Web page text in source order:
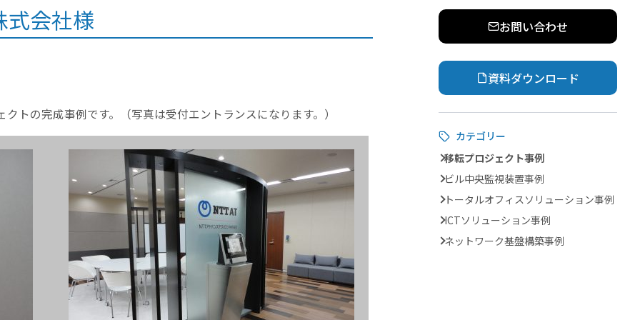
式会社様
トの完成事例です。（写真は受付エントランスになります。）
お問い合わせ
資料ダウンロード
カテゴリー
移転プロジェクト事例
ビル中央監視装置事例
トータルオフィスソリューション事例
ICTソリューション事例
ネットワーク基盤構築事例